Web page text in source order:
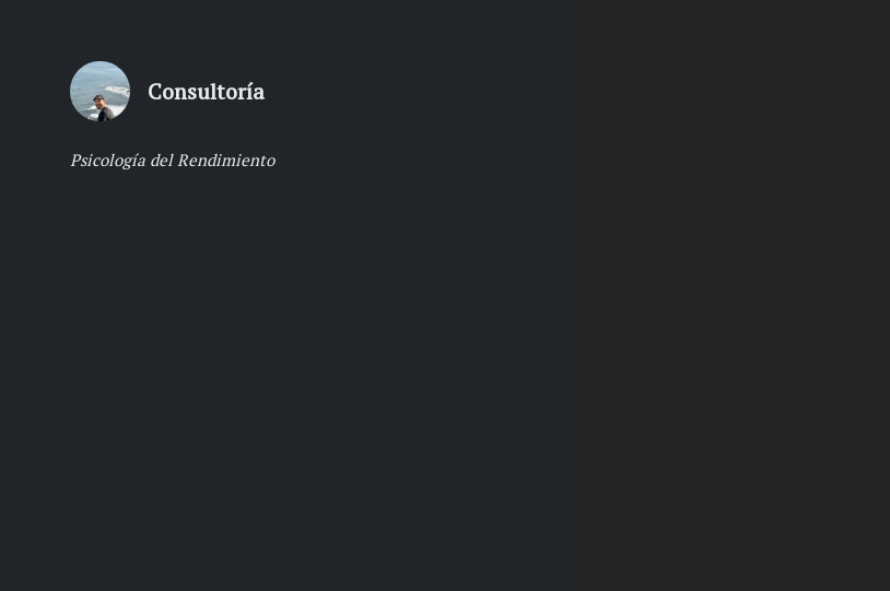
Consultoría
Psicología del Rendimiento